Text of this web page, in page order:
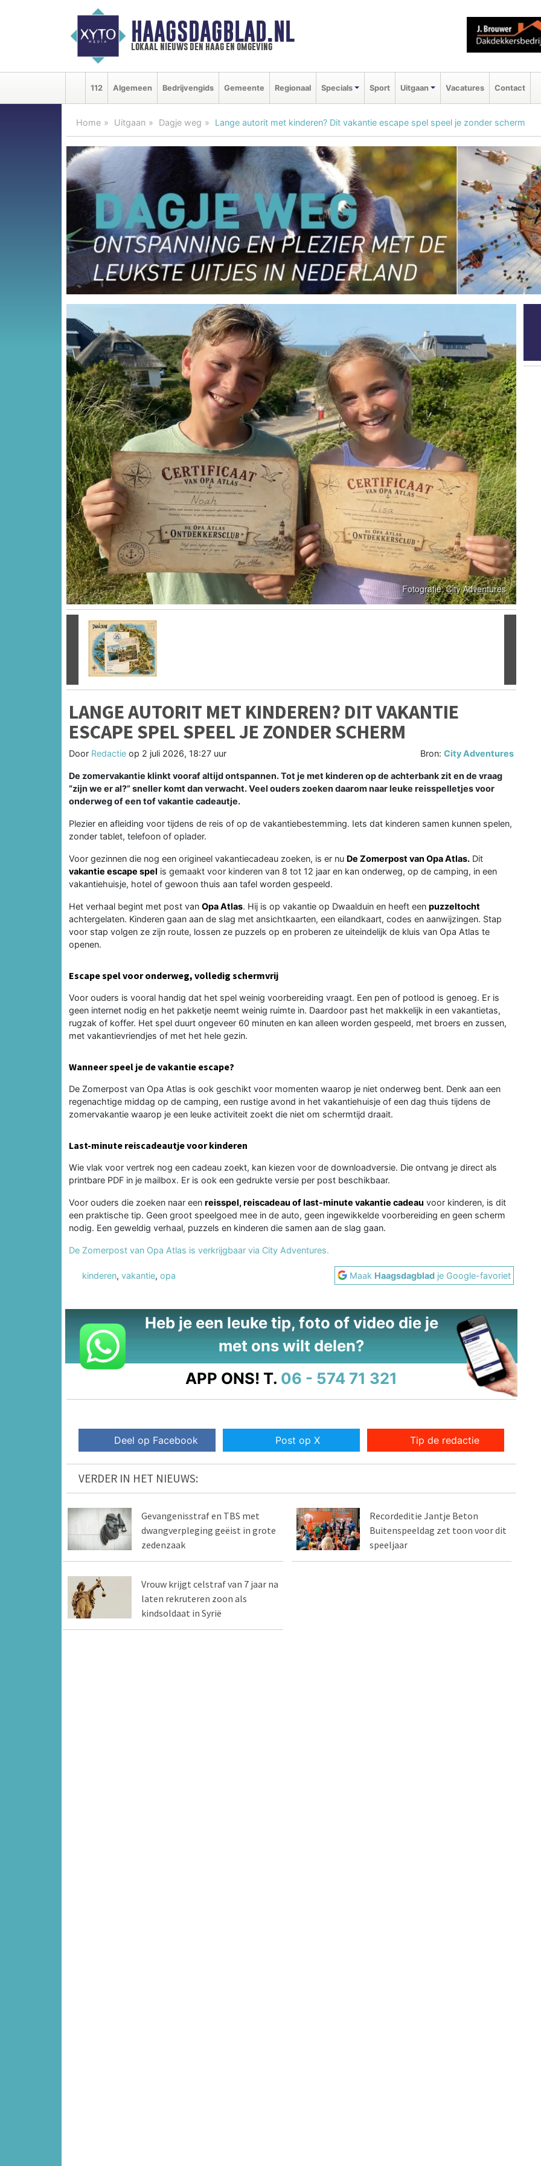
HAAGSDAGBLAD.NL
lokaal nieuws den haag en omgeving
112 Algemeen Bedrijvengids Gemeente Regionaal Specials Sport Uitgaan Vacatures Contact
Home Uitgaan Dagje weg Lange autorit met kinderen? Dit vakantie escape spel speel je zonder scherm
Vorige
LANGE AUTORIT MET KINDEREN? DIT VAKANTIE
ESCAPE SPEL SPEEL JE ZONDER SCHERM
Door Redactie op 2 juli 2026, 18:27 uur Bron:City Adventures
De zomervakantie klinkt vooraf altijd ontspannen. Tot je met kinderen op de achterbank zit en de vraag
“zijn we er al?” sneller komt dan verwacht. Veel ouders zoeken daarom naar leuke reisspelletjes voor
onderweg of een tof vakantie cadeautje.
Plezier en afleiding voor tijdens de reis of op de vakantiebestemming. Iets dat kinderen samen kunnen spelen,
zonder tablet, telefoon of oplader.
Voor gezinnen die nog een origineel vakantiecadeau zoeken, is er nu De Zomerpost van Opa Atlas. Dit
vakantie escape spel is gemaakt voor kinderen van 8 tot 12 jaar en kan onderweg, op de camping, in een
vakantiehuisje, hotel of gewoon thuis aan tafel worden gespeeld.
Het verhaal begint met post van Opa Atlas. Hij is op vakantie op Dwaalduin en heeft een puzzeltocht
achtergelaten. Kinderen gaan aan de slag met ansichtkaarten, een eilandkaart, codes en aanwijzingen. Stap
voor stap volgen ze zijn route, lossen ze puzzels op en proberen ze uiteindelijk de kluis van Opa Atlas te
openen.
Escape spel voor onderweg, volledig schermvrij
Voor ouders is vooral handig dat het spel weinig voorbereiding vraagt. Een pen of potlood is genoeg. Er is
geen internet nodig en het pakketje neemt weinig ruimte in. Daardoor past het makkelijk in een vakantietas,
rugzak of koffer. Het spel duurt ongeveer 60 minuten en kan alleen worden gespeeld, met broers en zussen,
met vakantievriendjes of met het hele gezin.
Wanneer speel je de vakantie escape?
De Zomerpost van Opa Atlas is ook geschikt voor momenten waarop je niet onderweg bent. Denk aan een
regenachtige middag op de camping, een rustige avond in het vakantiehuisje of een dag thuis tijdens de
zomervakantie waarop je een leuke activiteit zoekt die niet om schermtijd draait.
Last-minute reiscadeautje voor kinderen
Wie vlak voor vertrek nog een cadeau zoekt, kan kiezen voor de downloadversie. Die ontvang je direct als
printbare PDF in je mailbox. Er is ook een gedrukte versie per post beschikbaar.
Voor ouders die zoeken naar een reisspel, reiscadeau of last-minute vakantie cadeau voor kinderen, is dit
een praktische tip. Geen groot speelgoed mee in de auto, geen ingewikkelde voorbereiding en geen scherm
nodig. Een geweldig verhaal, puzzels en kinderen die samen aan de slag gaan.
De Zomerpost van Opa Atlas is verkrijgbaar via City Adventures.
kinderen, vakantie, opa Maak Haagsdagblad je Google-favoriet
Heb je een leuke tip, foto of video die je
met ons wilt delen?
APP ONS! T. 06 - 574 71 321
Deel op Facebook Post op X Tip de redactie
VERDER IN HET NIEUWS:
Gevangenisstraf en TBS met
dwangverpleging geëist in grote
zedenzaak
Recordeditie Jantje Beton
Buitenspeeldag zet toon voor dit
speeljaar
Vrouw krijgt celstraf van 7 jaar na
laten rekruteren zoon als
kindsoldaat in Syrië